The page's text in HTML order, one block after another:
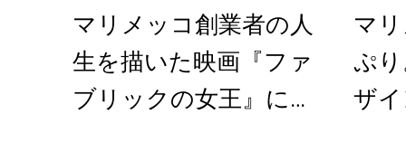
マリメッコ創業者の人
生を描いた映画『ファ
ブリックの女王』に
マ
ぷ
ザ